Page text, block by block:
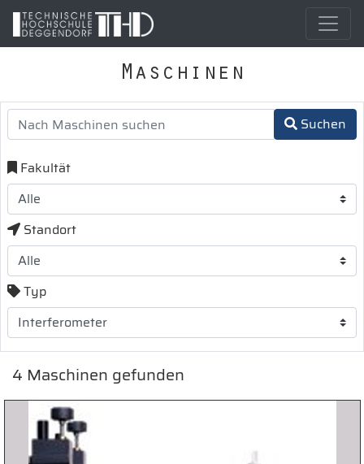
Maschinen
Suchen
Fakultät
Standort
Typ
4 Maschinen gefunden